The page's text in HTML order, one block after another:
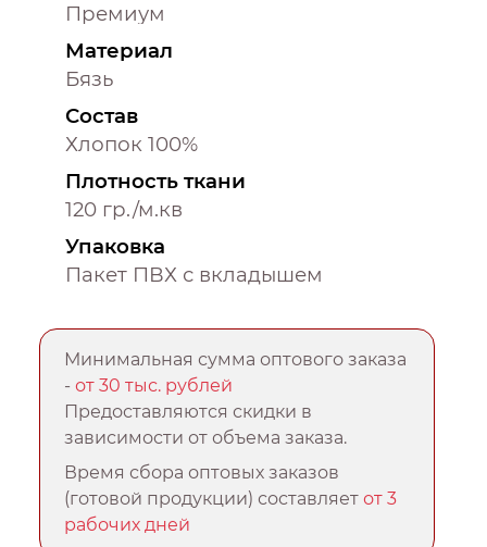
Премиум
Материал
Бязь
Состав
Хлопок 100%
Плотность ткани
120 гр./м.кв
Упаковка
Пакет ПВХ с вкладышем
Минимальная сумма оптового заказа
-от 30 тыс. рублей
Предоставляются скидки в
зависимости от объема заказа.
Время сбора оптовых заказов
(готовой продукции) составляетот 3
рабочих дней